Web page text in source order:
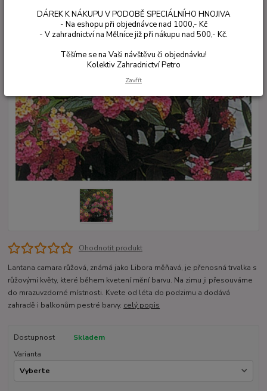
Ohodnotit produkt
Lantana camara růžová, známá jako Libora měňavá, je přenosná trvalka s
růžovými květy, které během kvetení mění barvu. Na zimu ji přesouváme
do mrazuvzdorné místnosti. Kvete od léta do podzimu a dodává
zahradě i balkonům pestré barvy. celý popis
Dostupnost
Skladem
Varianta
DÁREK K NÁKUPU V PODOBĚ SPECIÁLNÍHO HNOJIVA
- Na eshopu při objednávce nad 1000,- Kč
- V zahradnictví na Mělníce již při nákupu nad 500,- Kč.
Těšíme se na Vaši návštěvu či objednávku!
Kolektiv Zahradnictví Petro
Zavřít